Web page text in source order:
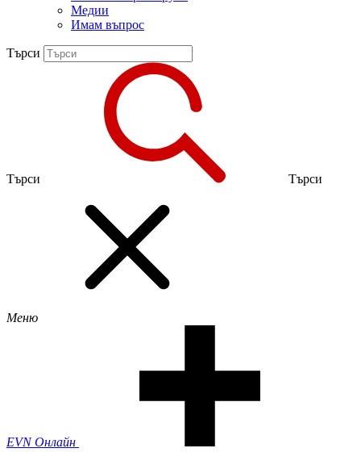
Медии
Имам въпрос
Търси
Търси Търси
Меню
EVN Онлайн